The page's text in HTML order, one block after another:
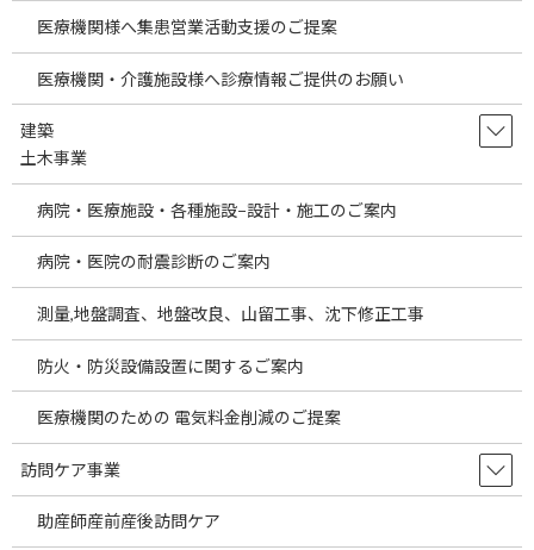
電力会社を切り替えるだ
医院、 病院施設の電気料
金を見直し
施設により5%~30%以上の
コストダウン実現例もあります
※コストダウンの率は、 条件、環境に
医療機関様へ集患営業活動支援のご提案
医療機関・介護施設様へ診療情報ご提供のお願い
建築
土木事業
病院・医療施設・各種施設−設計・施工のご案内
病院・医院の耐震診断のご案内
測量,地盤調査、地盤改良、山留工事、沈下修正工事
防火・防災設備設置に関するご案内
医療機関のための 電気料金削減のご提案
訪問ケア事業
助産師産前産後訪問ケア